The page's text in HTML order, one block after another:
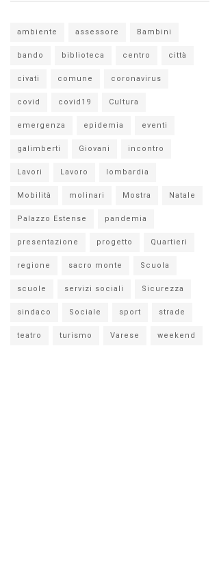
ambiente assessore Bambini
bando biblioteca centro città
civati comune coronavirus
covid covid19 Cultura
emergenza epidemia eventi
galimberti Giovani incontro
Lavori Lavoro lombardia
Mobilità molinari Mostra Natale
Palazzo Estense pandemia
presentazione progetto Quartieri
regione sacro monte Scuola
scuole servizi sociali Sicurezza
sindaco Sociale sport strade
teatro turismo Varese weekend